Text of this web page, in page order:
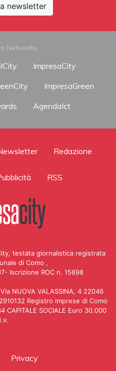
newsletter
Networks
ImpresaCity
ImpresaGreen
AgendaIct
Redazione
RSS
testata giornalistica registrata
di Como ,
Iscrizione ROC n. 15698
NUOVA VALASSINA, 4 22046
Registro imprese di Como
CAPITALE SOCIALE Euro 30.000
i.v.
Privacy